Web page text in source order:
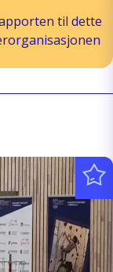
til dette